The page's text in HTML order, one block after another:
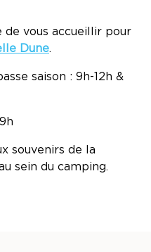
de vous accueillir pour
Dune.
saison : 9h-12h &
souvenirs de la
sein du camping.